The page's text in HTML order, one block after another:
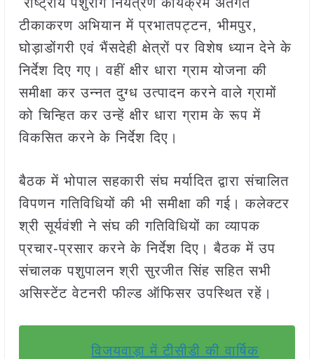
टीकाकरण अभियान में प्रभातपट्टन, भीमपुर,
घोड़ाडोंगरी एवं भैंसदेही क्षेत्रों पर विशेष ध्यान देने के
निर्देश दिए गए। वहीं क्षीर धारा ग्राम योजना की
समीक्षा कर उन्नत दुग्ध उत्पादन करने वाले ग्रामों
को चिन्हित कर उन्हें क्षीर धारा ग्राम के रूप में
विकसित करने के निर्देश दिए।
बैठक में भोपाल सहकारी संघ मर्यादित द्वारा संचालित
विपणन गतिविधियों की भी समीक्षा की गई। कलेक्टर
श्री सूर्यवंशी ने संघ की गतिविधियों का व्यापक
प्रचार-प्रसार करने के निर्देश दिए। बैठक में उप
संचालक पशुपालन श्री सुरजीत सिंह सहित सभी
असिस्टेंट वेटनरी फील्ड ऑफिसर उपस्थित रहें।
विजयवाड़ा में टीसीडी की वार्षिक